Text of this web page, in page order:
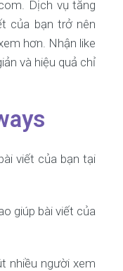
Dịch vụ tăng
của bạn trở nên
hơn. Nhận like
và hiệu quả chỉ
viết của bạn tại
giúp bài viết của
nhiều người xem